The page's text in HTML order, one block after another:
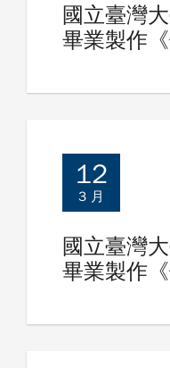
國立臺灣
畢業製作《
12
3 月
國立臺灣
畢業製作